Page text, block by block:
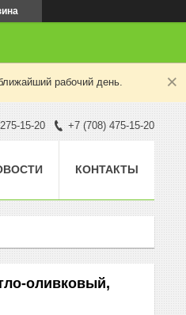
рабочий день.
15-20 +7 (708) 475-15-20
КОНТАКТЫ
оливковый,